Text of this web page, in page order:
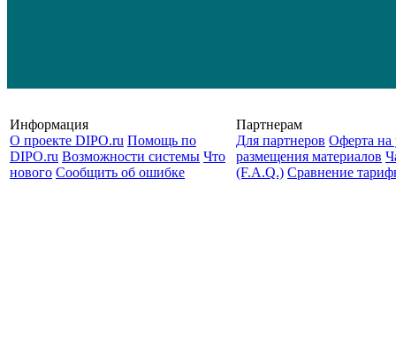
Информация
О проекте DIPO.ru Помощь по
DIPO.ru Возможности системы Что
нового Сообщить об ошибке
Партнерам
Для партнеров Оферта на
размещения материалов
(F.A.Q.) Cравнение